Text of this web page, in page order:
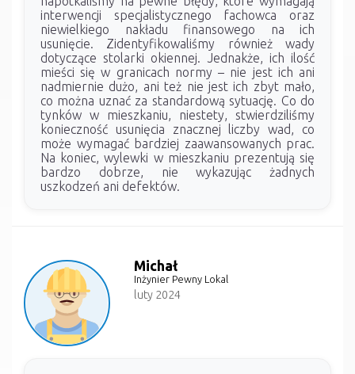
interwencji specjalistycznego fachowca oraz
niewielkiego nakładu finansowego na ich
usunięcie. Zidentyfikowaliśmy również wady
dotyczące stolarki okiennej. Jednakże, ich ilość
mieści się w granicach normy – nie jest ich ani
nadmiernie dużo, ani też nie jest ich zbyt mało,
co można uznać za standardową sytuację. Co do
tynków w mieszkaniu, niestety, stwierdziliśmy
konieczność usunięcia znacznej liczby wad, co
może wymagać bardziej zaawansowanych prac.
Na koniec, wylewki w mieszkaniu prezentują się
bardzo dobrze, nie wykazując żadnych
uszkodzeń ani defektów.
Michał
Inżynier Pewny Lokal
luty 2024